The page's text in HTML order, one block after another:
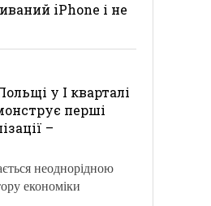
iPhone і не
у І кварталі
перші
–
неоднорідною
економіки